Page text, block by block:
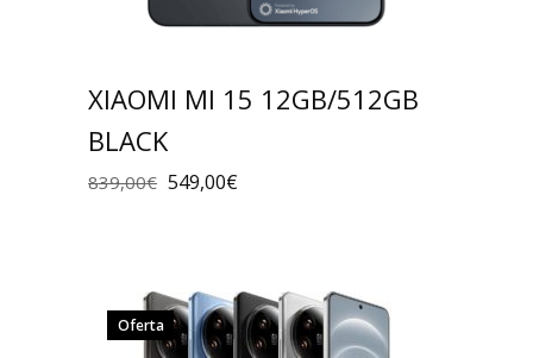
XIAOMI MI 15 12GB/512GB
BLACK
839,00€ 549,00€
Oferta